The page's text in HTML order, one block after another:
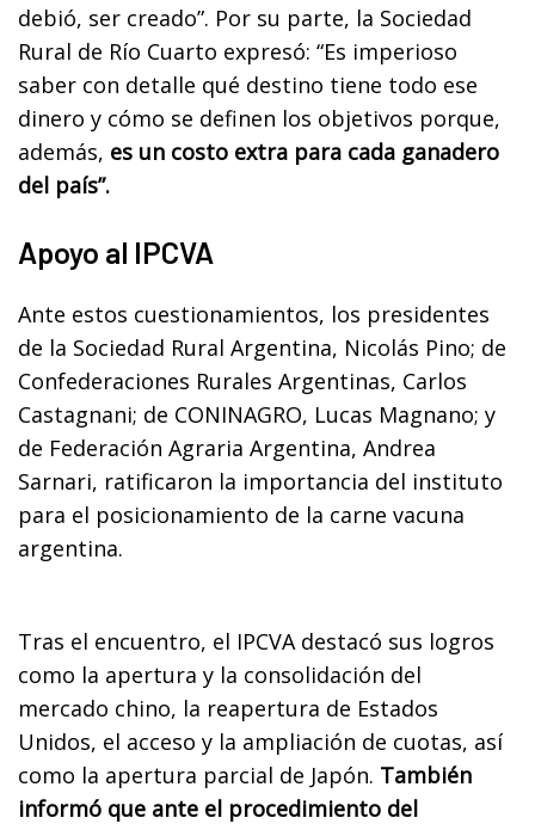
debió, ser creado”. Por su parte, la Sociedad
Rural de Río Cuarto expresó: “Es imperioso
saber con detalle qué destino tiene todo ese
dinero y cómo se definen los objetivos porque,
además, es un costo extra para cada ganadero
del país”.
Apoyo al IPCVA
Ante estos cuestionamientos, los presidentes
de la Sociedad Rural Argentina, Nicolás Pino; de
Confederaciones Rurales Argentinas, Carlos
Castagnani; de CONINAGRO, Lucas Magnano; y
de Federación Agraria Argentina, Andrea
Sarnari, ratificaron la importancia del instituto
para el posicionamiento de la carne vacuna
argentina.
Tras el encuentro, el IPCVA destacó sus logros
como la apertura y la consolidación del
mercado chino, la reapertura de Estados
Unidos, el acceso y la ampliación de cuotas, así
como la apertura parcial de Japón. También
informó que ante el procedimiento del